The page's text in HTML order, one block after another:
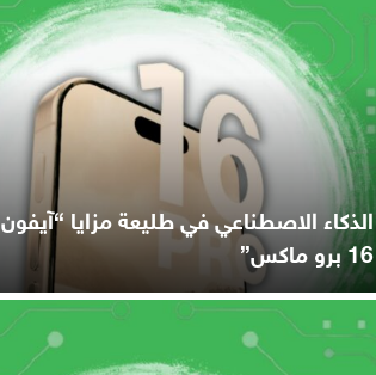
الذكاء الاصطناعي في طليعة مزايا “آيفون
16 برو ماكس”